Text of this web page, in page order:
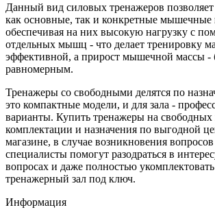
Данный вид силовых тренажеров позволяет
как основные, так и конкретные мышечные
обеспечивая на них высокую нагрузку с
отдельных мышц - что делает тренировку
эффективной, а прирост мышечной массы
равномерным.
Тренажеры со свободными делятся по
это компактные модели, и для зала -
варианты. Купить тренажеры на свободных
комплектации и назначения по выгодной
магазине, в случае возникновения
специалисты помогут разодраться в
вопросах и даже полностью
тренажерный зал под ключ.
Информация